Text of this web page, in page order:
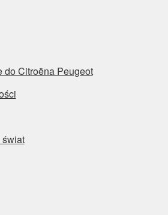
do Citroëna Peugeot
świat